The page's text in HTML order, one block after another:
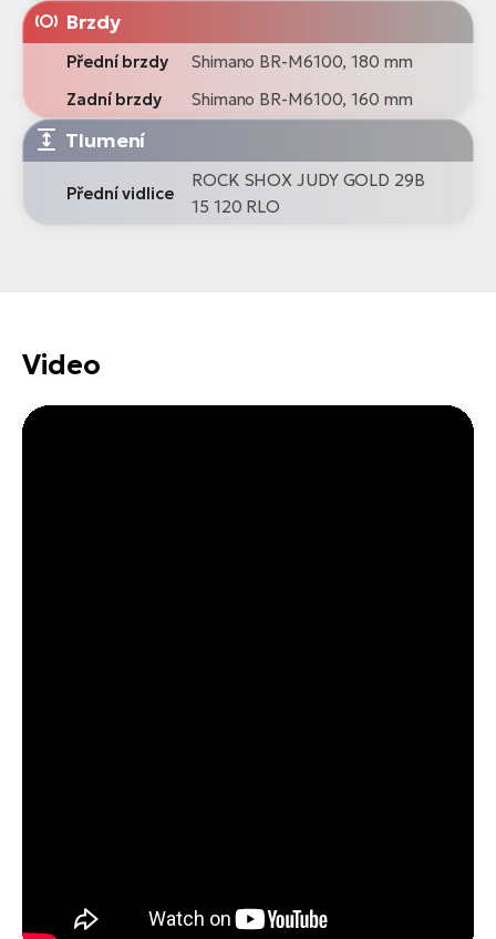
Brzdy
Přední brzdy
Shimano BR-M6100, 180 mm
Zadní brzdy
Shimano BR-M6100, 160 mm
Tlumení
Přední vidlice
ROCK SHOX JUDY GOLD 29B
15 120 RLO
Video